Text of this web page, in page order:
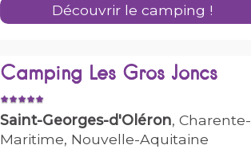
Découvrir le camping !
Camping Les Gros Joncs
Saint-Georges-d'Oléron, Charente-
Maritime, Nouvelle-Aquitaine